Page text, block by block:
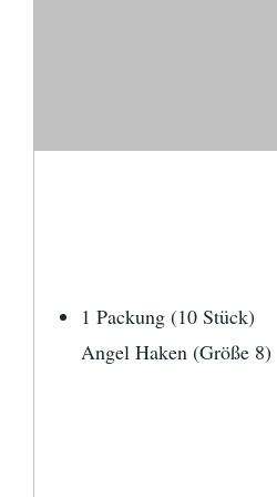
1 Packung (10 Stück)
Angel Haken (Größe 8)